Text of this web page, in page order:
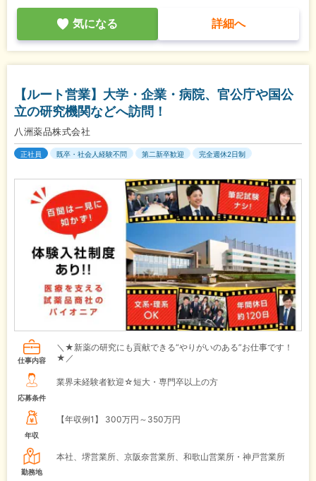
気になる 詳細へ
【ルート営業】大学・企業・病院、官公庁や国公
立の研究機関などへ訪問！
八洲薬品株式会社
正社員 既卒・社会人経験不問 第二新卒歓迎 完全週休2日制
仕事内容
＼★新薬の研究にも貢献できる“やりがいのある”お仕事です！
★／
応募条件
業界未経験者歓迎☆短大・専門卒以上の方
年収
【年収例1】 300万円～350万円
勤務地
本社、堺営業所、京阪奈営業所、和歌山営業所・神戸営業所